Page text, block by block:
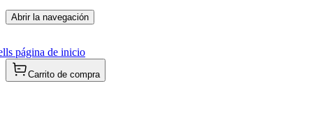
Abrir la navegación
página de inicio
Carrito de compra